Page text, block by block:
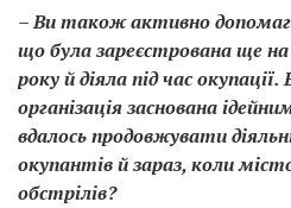
– Ви також активно
що була зареєстрована ще
року й діяла під час
організація заснована
вдалось продовжувати
окупантів й зараз, коли
обстрілів?